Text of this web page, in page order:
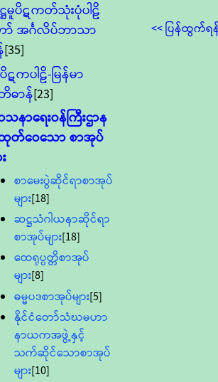
မူပိဋကတ်သုံးပုံပါဠိ
ာ် အင်္ဂလိပ်ဘာသာ
[35]
ကပါဠိ-မြန်မာ
ဓာန်[23]
နာရေး၀န်ကြီးဌာန
တ်ဝေသော စာအုပ်
စာမေးပွဲဆိုင်ရာစာအုပ်
များ[18]
ဆဋ္ဌသံဂါယနာဆိုင်ရာ
စာအုပ်များ[18]
ထေရုပ္ပတ္တိစာအုပ်
များ[8]
ဓမ္မပဒစာအုပ်များ[5]
နိုင်ငံတော်သံဃမဟာ
နာယကအဖွဲ့နှင့်
သက်ဆိုင်သောစာအုပ်
များ[10]
<< ပြန်ထွက်ရ